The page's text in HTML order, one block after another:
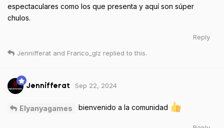
espectaculares como los que presenta y aquí son súper
chulos.
Reply
Jennifferat and Franco_glz replied to this.
Jennifferat Sep 22, 2024
Elyanyagames bienvenido a la comunidad